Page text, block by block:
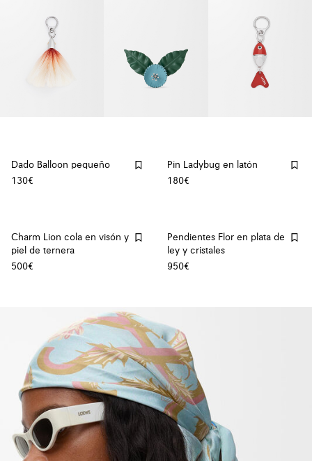
Dado Balloon pequeño
130€
Pin Ladybug en latón
180€
Charm Lion cola en visón y
piel de ternera
500€
Pendientes Flor en plata de
ley y cristales
950€